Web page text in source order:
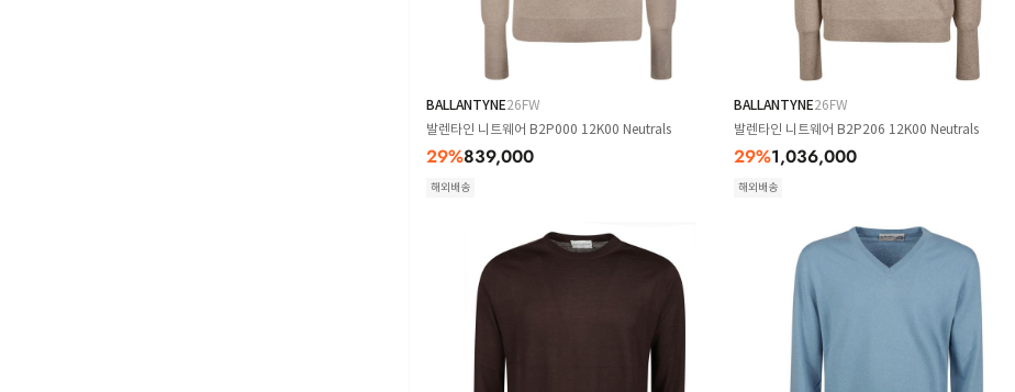
BALLANTYNE26FW
발렌타인 니트웨어 B2P000 12K00 Neutrals
29%839,000
해외배송
BALLANTYNE26FW
발렌타인 니트웨어 B2P206 12K00 Neutrals
29%1,036,000
해외배송